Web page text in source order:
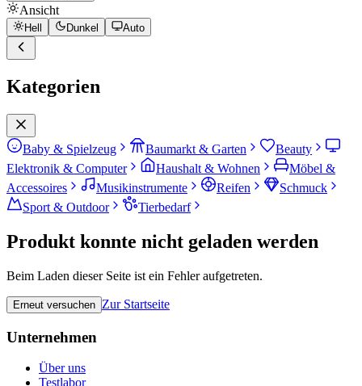
Ansicht
Hell Dunkel Auto
Kategorien
Baby & Spielzeug Baumarkt & Garten
Beauty
Elektronik & Computer
Haushalt & Wohnen
Möbel &
Accessoires
Musikinstrumente Reifen
Schmuck
Sport & Outdoor
Tierbedarf
Produkt konnte nicht geladen werden
Beim Laden dieser Seite ist ein Fehler aufgetreten.
Erneut versuchen Zur Startseite
Unternehmen
Über uns
Testlabor